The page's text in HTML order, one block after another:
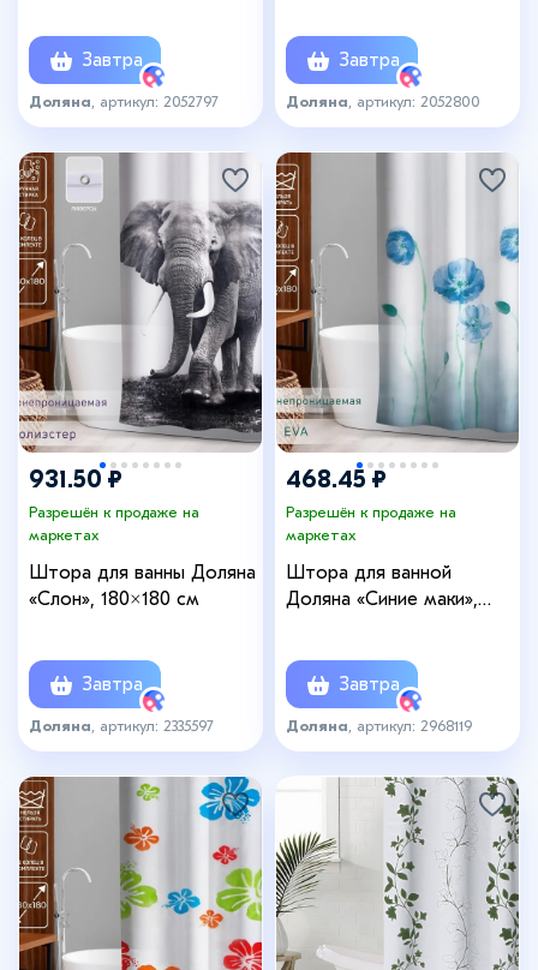
Завтра
Доляна , артикул: 2052797
Завтра
Доляна , артикул: 2052800
931.50 ₽
Разрешён к продаже на
маркетах
Штора для ванны Доляна
«Слон», 180×180 см
Завтра
Доляна , артикул: 2335597
468.45 ₽
Разрешён к продаже на
маркетах
Штора для ванной
Доляна «Синие маки»,
Завтра
Доляна , артикул: 2968119